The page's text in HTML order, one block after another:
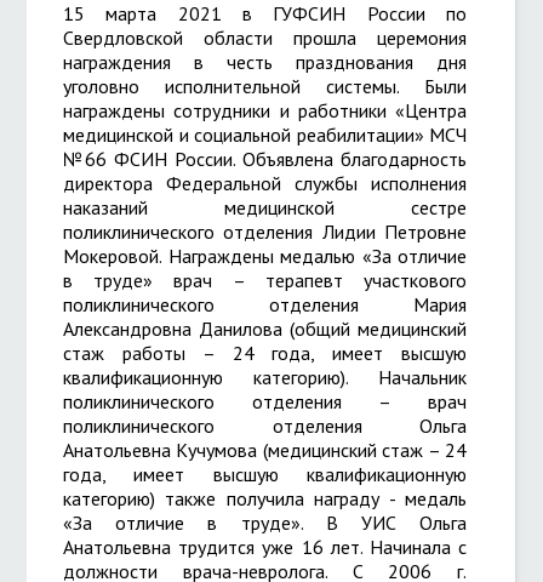
15 марта 2021 в ГУФСИН России по
Свердловской области прошла церемония
награждения в честь празднования дня
уголовно исполнительной системы. Были
награждены сотрудники и работники «Центра
медицинской и социальной реабилитации» МСЧ
№66 ФСИН России. Объявлена благодарность
директора Федеральной службы исполнения
наказаний медицинской сестре
поликлинического отделения Лидии Петровне
Мокеровой. Награждены медалью «За отличие
в труде» врач – терапевт участкового
поликлинического отделения Мария
Александровна Данилова (общий медицинский
стаж работы – 24 года, имеет высшую
квалификационную категорию). Начальник
поликлинического отделения – врач
поликлинического отделения Ольга
Анатольевна Кучумова (медицинский стаж – 24
года, имеет высшую квалификационную
категорию) также получила награду - медаль
«За отличие в труде». В УИС Ольга
Анатольевна трудится уже 16 лет. Начинала с
должности врача-невролога. С 2006 г.